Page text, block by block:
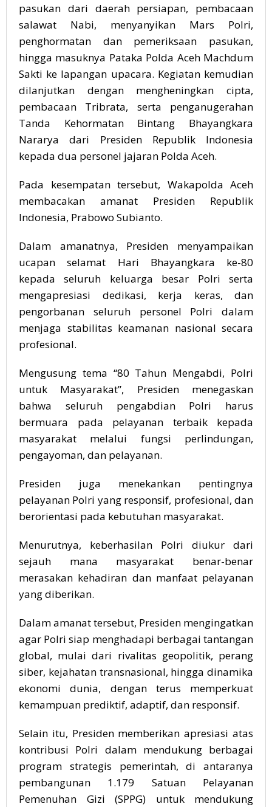
pasukan dari daerah persiapan, pembacaan
salawat Nabi, menyanyikan Mars Polri,
penghormatan dan pemeriksaan pasukan,
hingga masuknya Pataka Polda Aceh Machdum
Sakti ke lapangan upacara. Kegiatan kemudian
dilanjutkan dengan mengheningkan cipta,
pembacaan Tribrata, serta penganugerahan
Tanda Kehormatan Bintang Bhayangkara
Nararya dari Presiden Republik Indonesia
kepada dua personel jajaran Polda Aceh.
Pada kesempatan tersebut, Wakapolda Aceh
membacakan amanat Presiden Republik
Indonesia, Prabowo Subianto.
Dalam amanatnya, Presiden menyampaikan
ucapan selamat Hari Bhayangkara ke-80
kepada seluruh keluarga besar Polri serta
mengapresiasi dedikasi, kerja keras, dan
pengorbanan seluruh personel Polri dalam
menjaga stabilitas keamanan nasional secara
profesional.
Mengusung tema “80 Tahun Mengabdi, Polri
untuk Masyarakat”, Presiden menegaskan
bahwa seluruh pengabdian Polri harus
bermuara pada pelayanan terbaik kepada
masyarakat melalui fungsi perlindungan,
pengayoman, dan pelayanan.
Presiden juga menekankan pentingnya
pelayanan Polri yang responsif, profesional, dan
berorientasi pada kebutuhan masyarakat.
Menurutnya, keberhasilan Polri diukur dari
sejauh mana masyarakat benar-benar
merasakan kehadiran dan manfaat pelayanan
yang diberikan.
Dalam amanat tersebut, Presiden mengingatkan
agar Polri siap menghadapi berbagai tantangan
global, mulai dari rivalitas geopolitik, perang
siber, kejahatan transnasional, hingga dinamika
ekonomi dunia, dengan terus memperkuat
kemampuan prediktif, adaptif, dan responsif.
Selain itu, Presiden memberikan apresiasi atas
kontribusi Polri dalam mendukung berbagai
program strategis pemerintah, di antaranya
pembangunan 1.179 Satuan Pelayanan
Pemenuhan Gizi (SPPG) untuk mendukung